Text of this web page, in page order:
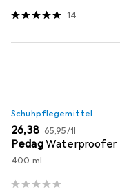
14
Schuhpflegemittel
EUR
26,38 EUR
65,95/1l
PedagWaterproofer
400 ml